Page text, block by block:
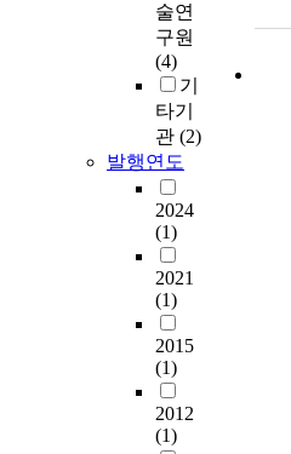
술연
구원
(4)
기
타기
관 (2)
발행연도
2024
(1)
2021
(1)
2015
(1)
2012
(1)